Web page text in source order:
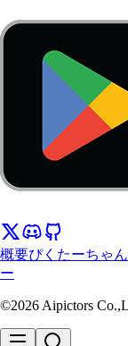
概要ぴくたーちゃん
ー
©2026 Aipictors